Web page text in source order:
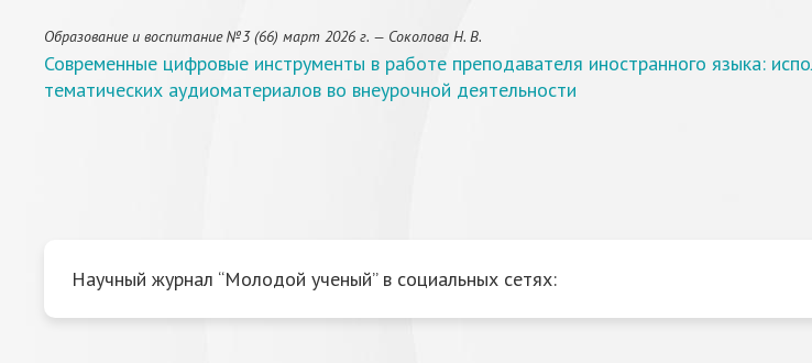
Образование и воспитание №3 (66) март 2026 г. — Соколова Н. В.
Современные цифровые инструменты в работе преподавателя иностранного языка:
тематических аудиоматериалов во внеурочной деятельности
Научный журнал “Молодой ученый” в социальных сетях: